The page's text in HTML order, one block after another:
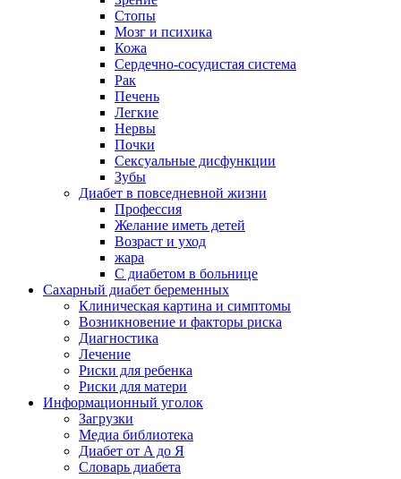
Стопы
Мозг и психика
Кожа
Сердечно-сосудистая система
Рак
Печень
Легкие
Нервы
Почки
Сексуальные дисфункции
Зубы
Диабет в повседневной жизни
Профессия
Желание иметь детей
Возраст и уход
жара
С диабетом в больнице
Сахарный диабет беременных
Клиническая картина и симптомы
Возникновение и факторы риска
Диагностика
Лечение
Риски для ребенка
Риски для матери
Информационный уголок
Загрузки
Медиа библиотека
Диабет от A до Я
Словарь диабета